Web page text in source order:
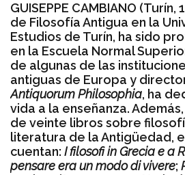
GUISEPPE CAMBIANO
de Filosofía Antigua en la
Estudios de Turín, ha sido
en la Escuela Normal
de algunas de las
antiguas de Europa y
Antiquorum Philosophia, ha
vida a la enseñanza.
de veinte libros sobre
literatura de la Antigüedad,
cuentan: I filosofi in Grecia e a
pensare era un modo di vivere;